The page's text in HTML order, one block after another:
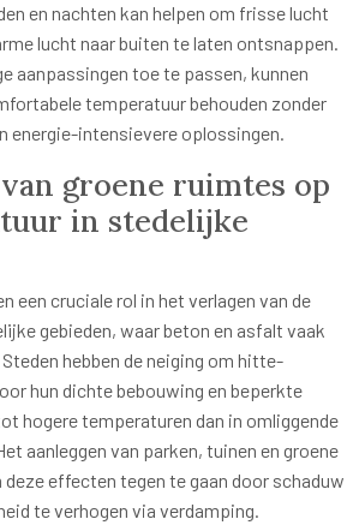
en nachten kan helpen om frisse lucht
lucht naar buiten te laten ontsnappen.
aanpassingen toe te passen, kunnen
temperatuur behouden zonder
energie-intensievere oplossingen.
groene ruimtes op
in stedelijke
een cruciale rol in het verlagen van de
gebieden, waar beton en asfalt vaak
hebben de neiging om hitte-
hun dichte bebouwing en beperkte
hogere temperaturen dan in omliggende
aanleggen van parken, tuinen en groene
deze effecten tegen te gaan door schaduw
te verhogen via verdamping.